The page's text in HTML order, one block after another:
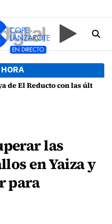
mostrando "una buena calidad de las aguas para el baño"
las
en Yaiza y
para